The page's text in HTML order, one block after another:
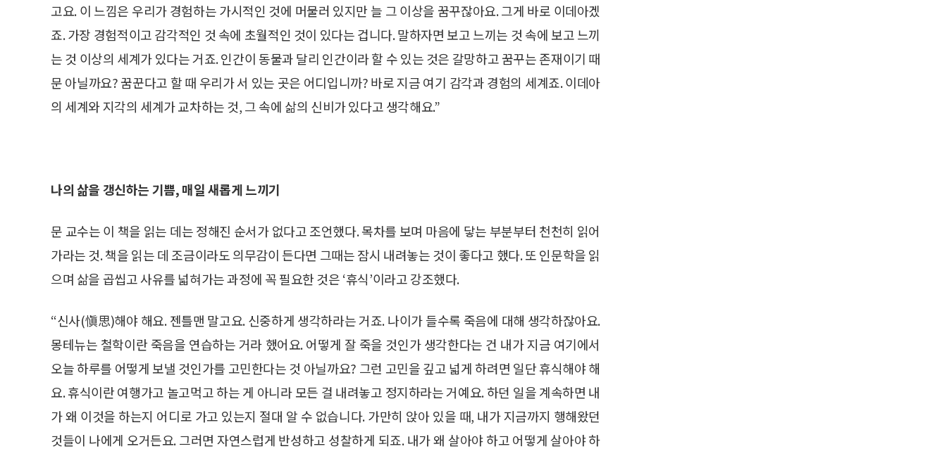
고요. 이 느낌은 우리가 경험하는 가시적인 것에 머물러 있지만 늘 그 이상을 꿈꾸잖아요. 그게 바로 이데아겠
죠. 가장 경험적이고 감각적인 것 속에 초월적인 것이 있다는 겁니다. 말하자면 보고 느끼는 것 속에 보고 느끼
는 것 이상의 세계가 있다는 거죠. 인간이 동물과 달리 인간이라 할 수 있는 것은 갈망하고 꿈꾸는 존재이기 때
문 아닐까요? 꿈꾼다고 할 때 우리가 서 있는 곳은 어디입니까? 바로 지금 여기 감각과 경험의 세계죠. 이데아
의 세계와 지각의 세계가 교차하는 것, 그 속에 삶의 신비가 있다고 생각해요.”
나의 삶을 갱신하는 기쁨, 매일 새롭게 느끼기
문 교수는 이 책을 읽는 데는 정해진 순서가 없다고 조언했다. 목차를 보며 마음에 닿는 부분부터 천천히 읽어
가라는 것. 책을 읽는 데 조금이라도 의무감이 든다면 그때는 잠시 내려놓는 것이 좋다고 했다. 또 인문학을 읽
으며 삶을 곱씹고 사유를 넓혀가는 과정에 꼭 필요한 것은 ‘휴식’이라고 강조했다.
“신사(愼思)해야 해요. 젠틀맨 말고요. 신중하게 생각하라는 거죠. 나이가 들수록 죽음에 대해 생각하잖아요.
몽테뉴는 철학이란 죽음을 연습하는 거라 했어요. 어떻게 잘 죽을 것인가 생각한다는 건 내가 지금 여기에서
오늘 하루를 어떻게 보낼 것인가를 고민한다는 것 아닐까요? 그런 고민을 깊고 넓게 하려면 일단 휴식해야 해
요. 휴식이란 여행가고 놀고먹고 하는 게 아니라 모든 걸 내려놓고 정지하라는 거예요. 하던 일을 계속하면 내
가 왜 이것을 하는지 어디로 가고 있는지 절대 알 수 없습니다. 가만히 앉아 있을 때, 내가 지금까지 행해왔던
것들이 나에게 오거든요. 그러면 자연스럽게 반성하고 성찰하게 되죠. 내가 왜 살아야 하고 어떻게 살아야 하